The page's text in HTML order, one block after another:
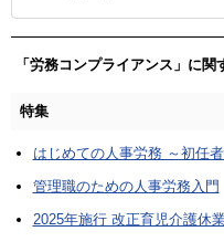
「労務コンプライアンス」に
特集
はじめての人事労務 ～初任
管理職のための人事労務入門
2025年施行 改正育児介護休